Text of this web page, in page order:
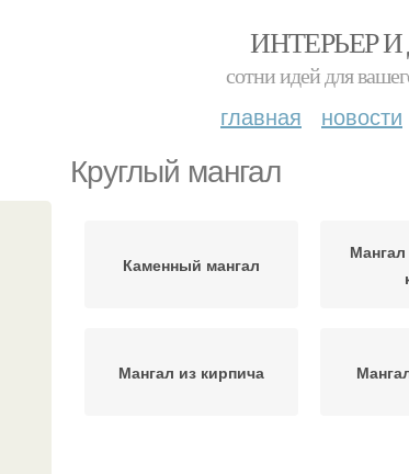
ИНТЕРЬЕР
сотни идей для
главная новости
Круглый мангал
Каменный мангал
Мангал из кирпича